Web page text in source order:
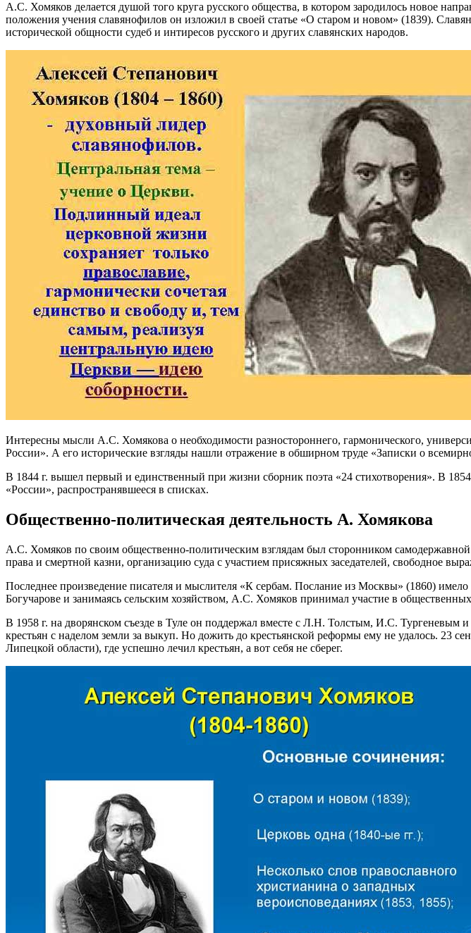
А.С. Хомяков делается душой того круга русского общества, в котором зародилось новое
положения учения славянофилов он изложил в своей статье «О старом и новом» (1839).
исторической общности судеб и ин­тиресов русского и других славянских народов.
Интересны мысли А.С. Хомякова о необходимости разностороннего, гармонического,
России». А его исторические взгляды нашли отражение в обширном труде «Записки о
В 1844 г. вышел первый и единственный при жизни сборник поэта «24 стихотворения». В
«России», распространявшееся в списках.
Общественно-политическая деятельность А. Хомякова
А.С. Хомяков по своим общественно-политическим взглядам был сторонником
права и смертной казни, организацию суда с участием присяжных заседателей, свободное
Последнее произведение писателя и мыслителя «К сербам. Послание из Москвы» (1860)
Богучарове и занимаясь сельским хозяйством, А.С. Хомяков принимал участие в
В 1958 г. на дворянском съезде в Туле он поддержал вместе с Л.Н. Толстым, И.С. Тургеневым
крестьян с наделом земли за выкуп. Но дожить до крестьянской реформы ему не удалось. 23
Липецкой области), где успешно лечил крестьян, а вот себя не сберег.